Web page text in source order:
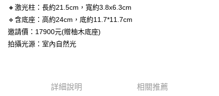
全家取貨付款
每筆NT$80，滿NT$3,000(含以上)免運費
7-11取貨付款
🔸激光柱：長約21.5cm，寬約3.8x6.3cm
🔹含底座：高約24cm，底約11.7*11.7cm
邀請價：17900元(贈柚木底座)
拍攝光源：室內自然光
詳細說明 相關推薦